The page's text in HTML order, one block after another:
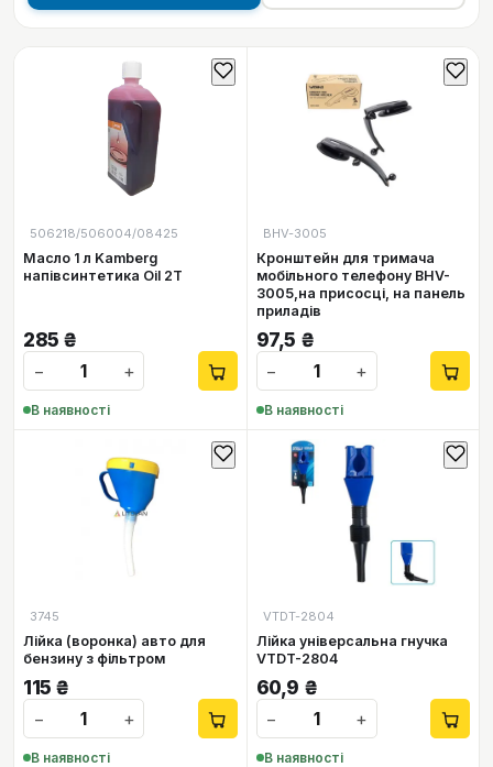
506218/506004/08425
Масло 1 л Kamberg
напівсинтетика Oil 2Т
285 ₴
−
+
В наявності
BHV-3005
Кронштейн для тримача
мобільного телефону BHV-
3005,на присосці, на панель
приладів
97,5 ₴
−
+
В наявності
3745
Лійка (воронка) авто для
бензину з фільтром
115 ₴
−
+
В наявності
VTDT-2804
Лійка універсальна гнучка
VTDT-2804
60,9 ₴
−
+
В наявності